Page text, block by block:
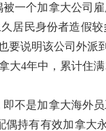
个加拿大公司
居民身份者造假
说明该公司外派
4年中，累计住
是加拿大海外
持有有效加拿